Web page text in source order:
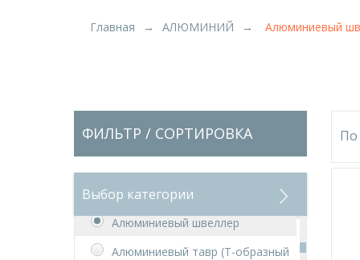
Главная АЛЮМИНИЙ Алюминиевый
ФИЛЬТР / СОРТИРОВКА
Выбор категории
Алюминиевая плита
Алюминиевый пруток
Уголок алюминиевый
Алюминиевая шина
Алюминиевый швеллер
Алюминиевый тавр (Т-образный
По